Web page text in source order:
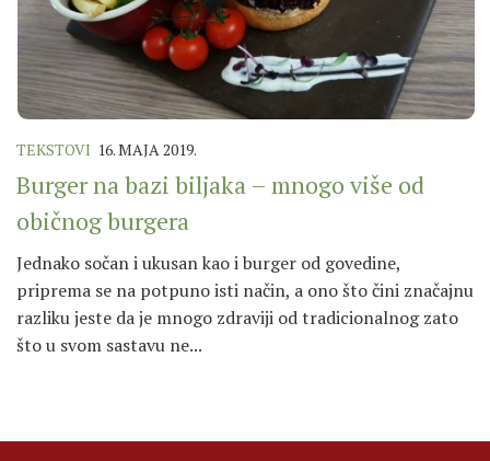
TEKSTOVI 16. MAJA 2019.
Burger na bazi biljaka – mnogo više od
običnog burgera
Jednako sočan i ukusan kao i burger od govedine,
priprema se na potpuno isti način, a ono što čini značajnu
razliku jeste da je mnogo zdraviji od tradicionalnog zato
što u svom sastavu ne...